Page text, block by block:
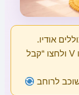
אודיו.
אם מופיע חלון אישור לפני משחק – סמנו V ולחצו “קבל
לרוחב